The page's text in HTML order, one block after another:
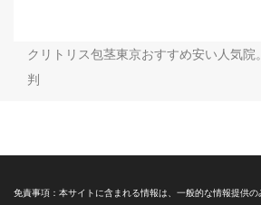
クリトリス包茎東京おすすめ安い人気院
判
免責事項：本サイトに含まれる情報は、一般的な情報提供